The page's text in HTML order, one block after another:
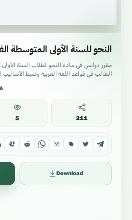
النحو للسنة الأولى المتوسطة
مقرر دراسي في مادة النحو لطلاب السنة
الطالب في قواعد اللغة العربية وضبط
5 211
Download